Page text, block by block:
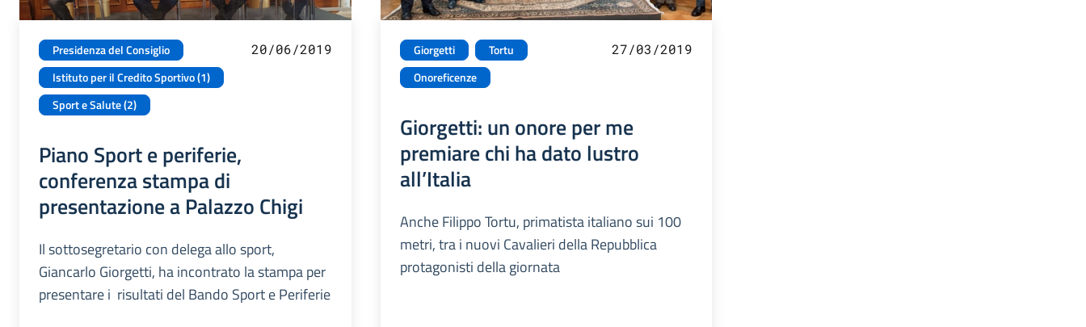
Presidenza del Consiglio
Istituto per il Credito Sportivo (1)
Sport e Salute (2)
20/06/2019
Piano Sport e periferie,
conferenza stampa di
presentazione a Palazzo Chigi
Il sottosegretario con delega allo sport,
Giancarlo Giorgetti, ha incontrato la stampa per
presentare i risultati del Bando Sport e Periferie
Giorgetti
Tortu
Onoreficenze
27/03/2019
Giorgetti: un onore per me
premiare chi ha dato lustro
all’Italia
Anche Filippo Tortu, primatista italiano sui 100
metri, tra i nuovi Cavalieri della Repubblica
protagonisti della giornata